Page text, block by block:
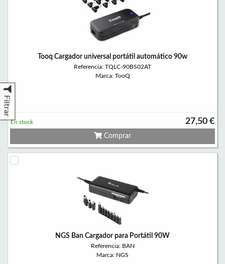
Filtrar
Tooq Cargador universal portátil automático 90w
Referencia: TQLC-90BS02AT
Marca: TooQ
27,50 €
En stock
Comprar
NGS Ban Cargador para Portátil 90W
Referencia: BAN
Marca: NGS